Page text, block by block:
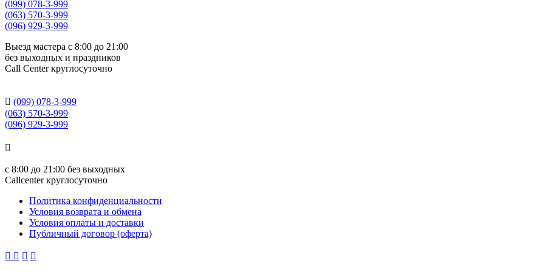
(099) 078-3-999
(063) 570-3-999
(096) 929-3-999
Выезд мастера с 8:00 до 21:00
без выходных и праздников
Сall Сenter круглосуточно
 (099) 078-3-999
(063) 570-3-999
(096) 929-3-999

с 8:00 до 21:00 без выходных
Callcenter круглосуточно
Политика конфиденциальности
Условия возврата и обмена
Условия оплаты и доставки
Публичный договор (оферта)
   